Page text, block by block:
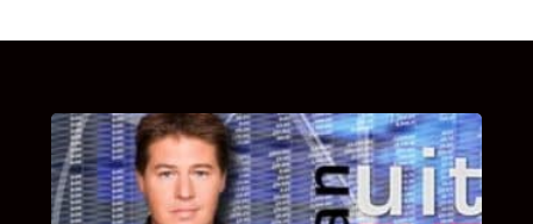
UITSTEL VAN EXECUTIE
Bekijk hier de fragmenten van de deelname